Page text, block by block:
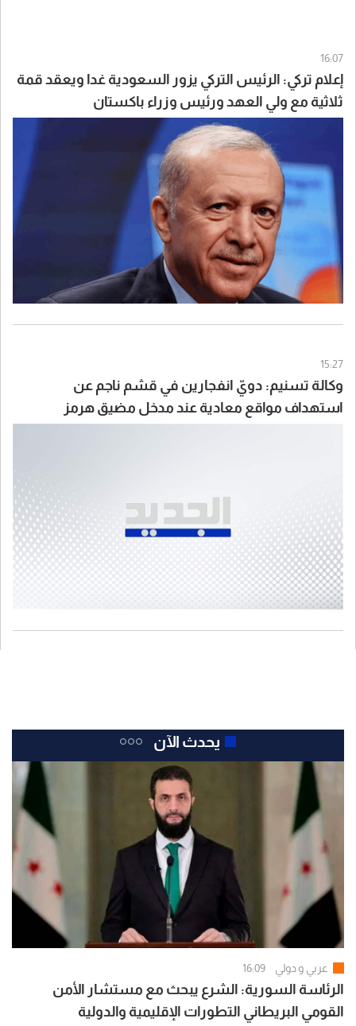
16:07
إعلام تركي: الرئيس التركي يزور السعودية غدا ويعقد قمة
ثلاثية مع ولي العهد ورئيس وزراء باكستان
15:27
وكالة تسنيم: دويّ انفجارين في قشم ناجم عن
استهداف مواقع معادية عند مدخل مضيق هرمز
يحدث الآن
عربي و دولي 16:09
الرئاسة السورية: الشرع يبحث مع مستشار الأمن
القومي البريطاني التطورات الإقليمية والدولية